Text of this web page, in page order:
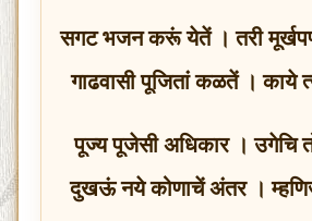
सगट भजन करूं येतें । तरी
गाढवासी पूजितां कळतें । काये
पूज्य पूजेसी अधिकार । उगेचि
दुखऊं नये कोणाचें अंतर ।